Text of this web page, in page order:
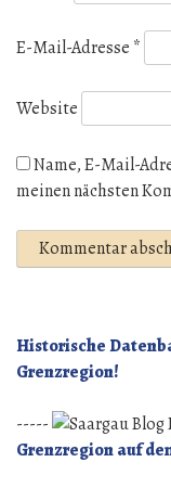
E-Mail-Adresse *
Website
Name, E-Mail-
meinen nächsten
Historische
Grenzregion!
-----
Grenzregion auf